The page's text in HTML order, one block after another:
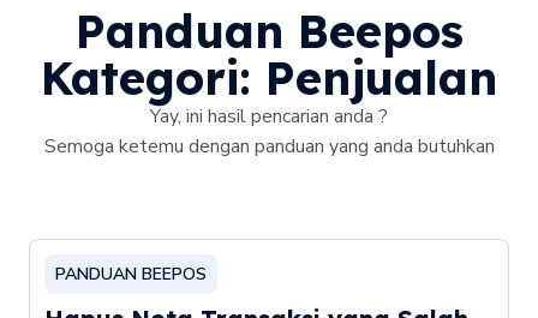
Panduan Beepos
Kategori: Penjualan
Yay, ini hasil pencarian anda ?
Semoga ketemu dengan panduan yang anda butuhkan
PANDUAN BEEPOS